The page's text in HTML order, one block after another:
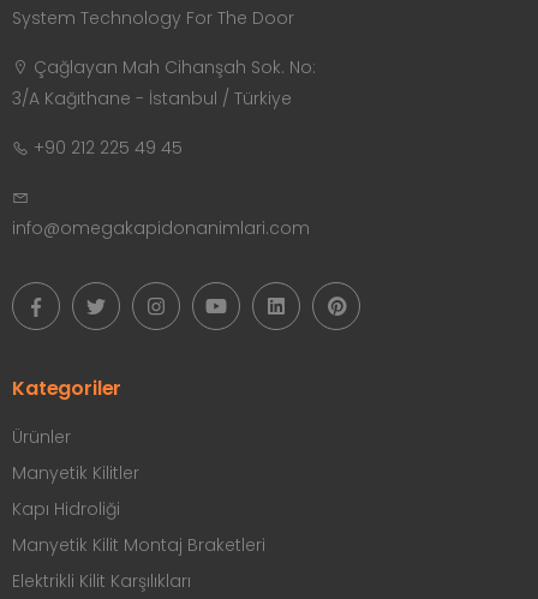
System Technology For The Door
Çağlayan Mah Cihanşah Sok. No:
3/A Kağıthane - İstanbul / Türkiye
+90 212 225 49 45
info@omegakapidonanimlari.com
Kategoriler
Ürünler
Manyetik Kilitler
Kapı Hidroliği
Manyetik Kilit Montaj Braketleri
Elektrikli Kilit Karşılıkları